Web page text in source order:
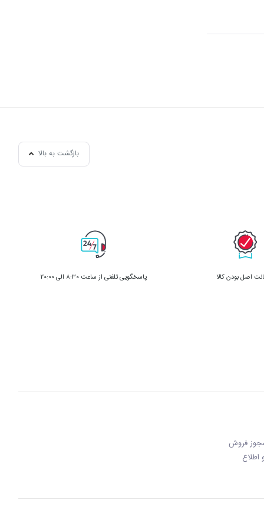
بازگشت به بالا
اصل بودن کالا پاسخگویی تلفنی از ساعت 8:30 الی 20:00
مجوز فروش
و اطلاع